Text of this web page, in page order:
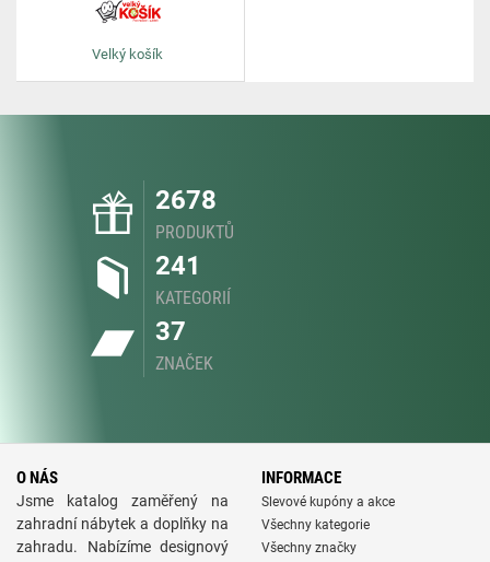
Velký košík
2678
PRODUKTŮ
241
KATEGORIÍ
37
ZNAČEK
O NÁS
Jsme katalog zaměřený na
zahradní nábytek a doplňky na
zahradu. Nabízíme designový
INFORMACE
Slevové kupóny a akce
Všechny kategorie
Všechny značky